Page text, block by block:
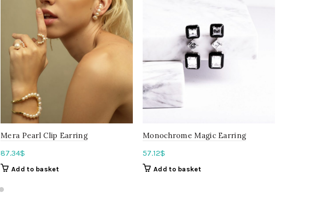
Mera Pearl Clip Earring
87.34$
Add to basket
Monochrome Magic Earring
57.12$
Add to basket